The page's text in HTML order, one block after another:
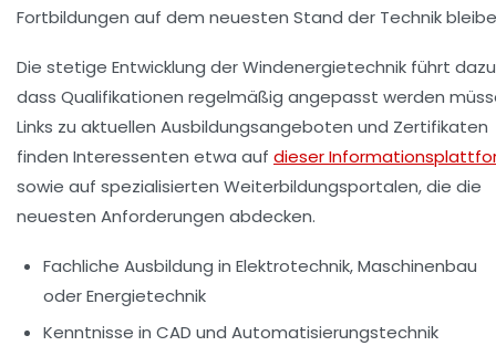
Fortbildungen auf dem neuesten Stand der Technik
Die stetige Entwicklung der Windenergietechnik führt
dass Qualifikationen regelmäßig angepasst werden
Links zu aktuellen Ausbildungsangeboten und Zertifikaten
finden Interessenten etwa auf dieser
sowie auf spezialisierten Weiterbildungsportalen, die die
neuesten Anforderungen abdecken.
Fachliche Ausbildung in Elektrotechnik, Maschinenbau
oder Energietechnik
Kenntnisse in CAD und Automatisierungstechnik